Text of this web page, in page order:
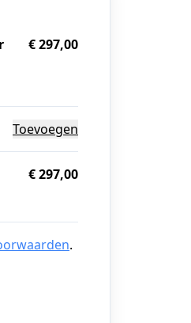
€ 297,00
Toevoegen
€ 297,00
.